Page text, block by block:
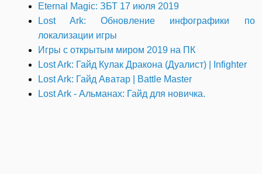
Eternal Magic: ЗБТ 17 июля 2019
Lost Ark: Обновление инфографики по
локализации игры
Игры с открытым миром 2019 на ПК
Lost Ark: Гайд Кулак Дракона (Дуалист) | Infighter
Lost Ark: Гайд Аватар | Battle Master
Lost Ark - Альманах: Гайд для новичка.